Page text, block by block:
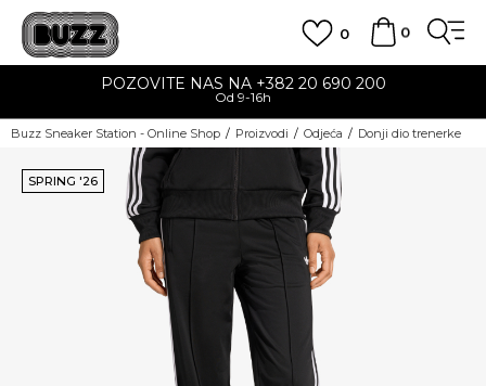
0
0
POZOVITE NAS NA +382 20 690 200
Od 9-16h
Buzz Sneaker Station - Online Shop Proizvodi Odjeća Donji dio trenerke
SPRING '26